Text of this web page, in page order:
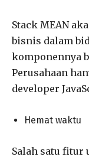
Stack MEAN
bisnis dalam
komponennya
Perusahaan
developer
Hemat waktu
Salah satu fitur